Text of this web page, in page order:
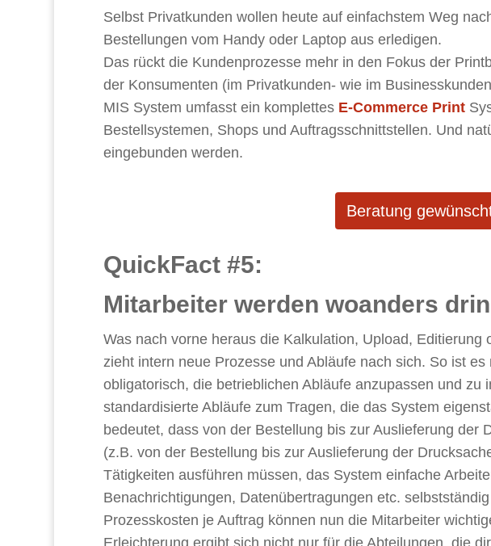
Selbst Privatkunden wollen heute auf einfachstem Weg
Bestellungen vom Handy oder Laptop aus erledigen.
Das rückt die Kundenprozesse mehr in den Fokus der
der Konsumenten (im Privatkunden- wie im
MIS System umfasst ein komplettes E-Commerce Print
Bestellsystemen, Shops und Auftragsschnittstellen. Und
eingebunden werden.
Beratung
QuickFact #5:
Mitarbeiter werden woanders
Was nach vorne heraus die Kalkulation, Upload,
zieht intern neue Prozesse und Abläufe nach sich. So ist
obligatorisch, die betrieblichen Abläufe anzupassen und zu
standardisierte Abläufe zum Tragen, die das System
bedeutet, dass von der Bestellung bis zur Auslieferung der
(z.B. von der Bestellung bis zur Auslieferung der
Tätigkeiten ausführen müssen, das System einfache
Benachrichtigungen, Datenübertragungen etc.
Prozesskosten je Auftrag können nun die Mitarbeiter
Erleichterung ergibt sich nicht nur für die Abteilungen, die